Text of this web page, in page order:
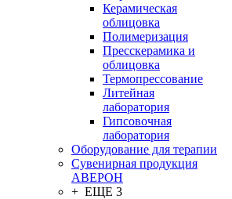
Керамическая
облицовка
Полимеризация
Пресскерамика и
облицовка
Термопрессование
Литейная
лаборатория
Гипсовочная
лаборатория
Оборудование для терапии
Сувенирная продукция
АВЕРОН
+ ЕЩЕ 3